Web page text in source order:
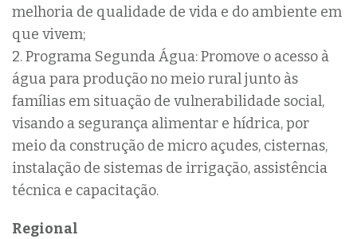
melhoria de qualidade de vida e do ambiente em
que vivem;
2.Programa Segunda Água: Promove o acesso à
água para produção no meio rural junto às
famílias em situação de vulnerabilidade social,
visando a segurança alimentar e hídrica, por
meio da construção de micro açudes, cisternas,
instalação de sistemas de irrigação, assistência
técnica e capacitação.
Regional